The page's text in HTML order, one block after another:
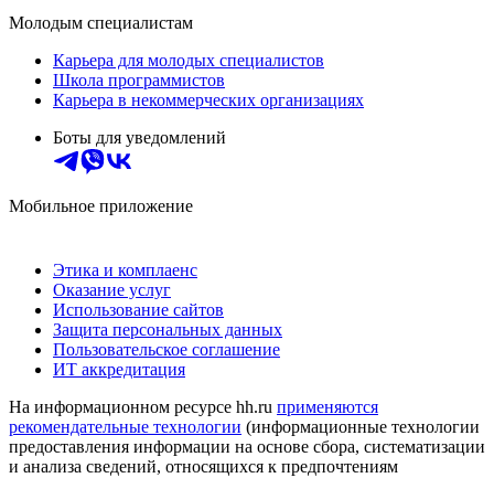
Молодым специалистам
Карьера для молодых специалистов
Школа программистов
Карьера в некоммерческих организациях
Боты для уведомлений
Мобильное приложение
Этика и комплаенс
Оказание услуг
Использование сайтов
Защита персональных данных
Пользовательское соглашение
ИТ аккредитация
На информационном ресурсе hh.ru применяются
рекомендательные технологии (информационные технологии
предоставления информации на основе сбора, систематизации
и анализа сведений, относящихся к предпочтениям